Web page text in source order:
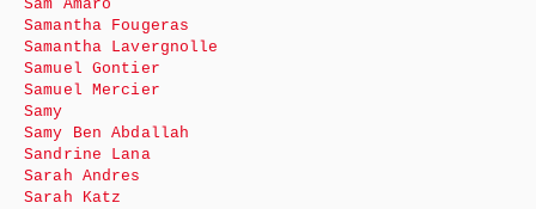
Sam Amaro
Samantha Fougeras
Samantha Lavergnolle
Samuel Gontier
Samuel Mercier
Samy
Samy Ben Abdallah
Sandrine Lana
Sarah Andres
Sarah Katz